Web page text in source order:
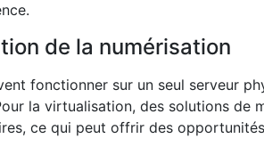
de la numérisation
fonctionner sur un seul serveur
la virtualisation, des solutions de
ce qui peut offrir des